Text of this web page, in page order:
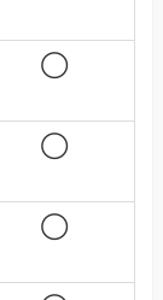
◯
◯
◯